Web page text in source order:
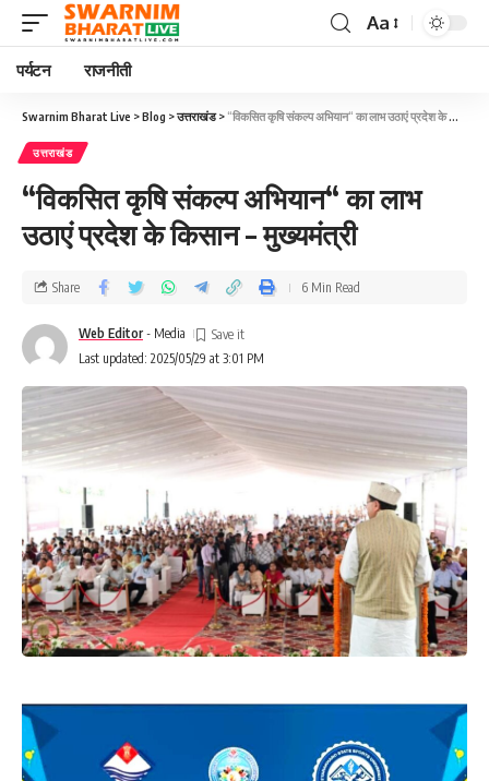
Aa
पर्यटन राजनीती
Swarnim Bharat Live >Blog >उत्तराखंड> “विकसित कृषि संकल्प अभियान“ का लाभ उठाएं प्रदेश के किसान – मुख्यमंत्री
उत्तराखंड
“विकसित कृषि संकल्प अभियान“ का लाभ
उठाएं प्रदेश के किसान – मुख्यमंत्री
Last updated: 2025/05/29 at 3:01 PM
Web Editor - Media
Share 6 Min Read